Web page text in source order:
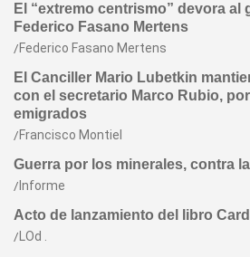
El “extremo centrismo” devora al
Federico Fasano Mertens
Federico Fasano Mertens
El Canciller Mario Lubetkin
con el secretario Marco Rubio,
emigrados
Francisco Montiel
Guerra por los minerales, contra
Informe
Acto de lanzamiento del libro
LOd .